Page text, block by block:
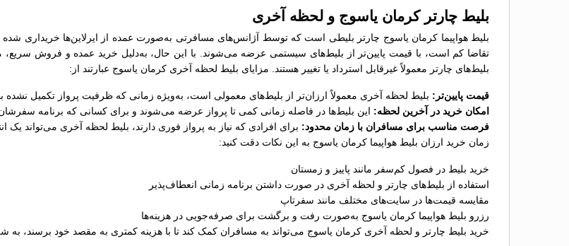
بلیط چارتر کرمان یاسوج و لحظه آخری
بلیط هواپیما کرمان یاسوج چارتر بلیطی است که توسط آژانس‌های مسافرتی به‌صورت عمده از ایرلاین‌ها خریداری
تقاضا کم است، با قیمت پایین‌تر از بلیط‌های سیستمی عرضه می‌شوند. با این حال، به‌دلیل خرید عمده و فروش
بلیط‌های چارتر معمولاً غیرقابل استرداد یا تغییر هستند. مزایای بلیط لحظه آخری کرمان یاسوج عبارتند از:
قیمت پایین‌تر: بلیط لحظه آخری معمولاً ارزان‌تر از بلیط‌های معمولی است، به‌ویژه زمانی که ظرفیت پرواز تکمیل نشده
امکان خرید در آخرین لحظه: این بلیط‌ها در فاصله زمانی کمی تا پرواز عرضه می‌شوند و برای کسانی که برنامه
فرصت مناسب برای مسافران با زمان محدود: برای افرادی که نیاز به پرواز فوری دارند، بلیط لحظه آخری می‌تواند یک
زمان خرید ارزان بلیط هواپیما کرمان یاسوج به این نکات دقت کنید:
خرید بلیط در فصول کم‌سفر مانند پاییز و زمستان
استفاده از بلیط‌های چارتر و لحظه آخری در صورت داشتن برنامه زمانی انعطاف‌پذیر
مقایسه قیمت‌ها در سایت‌های مختلف مانند سفرتاپ
رزرو بلیط هواپیما کرمان یاسوج به‌صورت رفت و برگشت برای صرفه‌جویی در هزینه‌ها
خرید بلیط چارتر و لحظه آخری کرمان یاسوج می‌تواند به مسافران کمک کند تا با هزینه کمتری به مقصد خود برسند، به